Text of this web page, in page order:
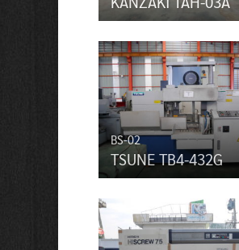
BS-02
TSUNE TB4-432G